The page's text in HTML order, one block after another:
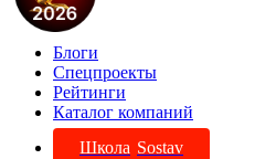
Блоги
Спецпроекты
Рейтинги
Каталог компаний
Школа Sostav